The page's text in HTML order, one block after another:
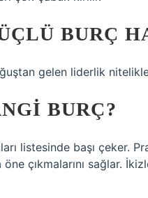
BURÇ
gelen liderlik
BURÇ?
listesinde başı çeker.
çıkmalarını sağlar.